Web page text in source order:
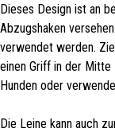
Dieses Design ist an
Abzugshaken
verwendet werden.
einen Griff in der Mitte
Hunden oder
Die Leine kann auch